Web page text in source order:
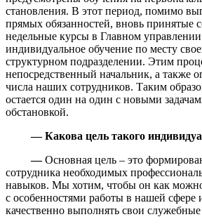
становления. В этот период, помимо
прямых обязанностей, вновь принятые
недельные курсы в Главном
индивидуальное обучение по месту
структурном подразделении. Этим
непосредственный начальник, а также
числа наших сотрудников. Таким
остается один на один с новыми
обстановкой.
—Какова цель такого
—Основная цель – это
сотрудника необходимых
навыков. Мы хотим, чтобы он как можно
с особенностями работы в нашей сфере
качественно выполнять свои служебные